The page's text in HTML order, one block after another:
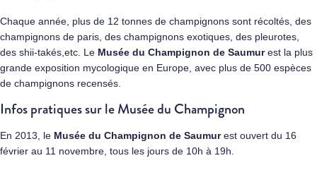
Chaque année, plus de 12 tonnes de champignons sont récoltés, des
champignons de paris, des champignons exotiques, des pleurotes,
des shii-takés,etc. Le Musée du Champignon de Saumurest la plus
grande exposition mycologique en Europe, avec plus de 500 espèces
de champignons recensés.
Infos pratiques sur le Musée du Champignon
En 2013, le Musée du Champignon de Saumurest ouvert du 16
février au 11 novembre, tous les jours de 10h à 19h.